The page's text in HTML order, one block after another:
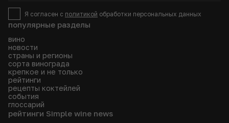
популярные разделы
вино
новости
страны и регионы
сорта винограда
крепкое и не только
рейтинги
рецепты коктейлей
события
глоссарий
рейтинги Simple wine news
Я согласен с политикой обработки персональных данных